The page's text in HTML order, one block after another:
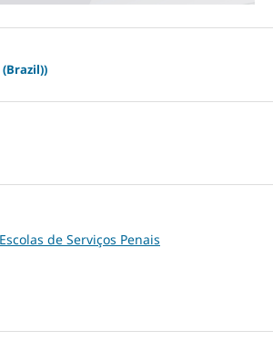
de Serviços Penais